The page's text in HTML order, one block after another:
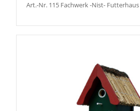
Art.-Nr. 115 Fachwerk -Nist- Futterhaus